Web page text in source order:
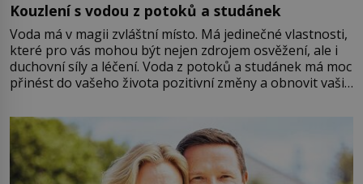
Kouzlení s vodou z potoků a studánek
Voda má v magii zvláštní místo. Má jedinečné vlastnosti,
které pro vás mohou být nejen zdrojem osvěžení, ale i
duchovní síly a léčení. Voda z potoků a studánek má moc
přinést do vašeho života pozitivní změny a obnovit vaši
můžete obohatit své rituály a přinést do svého života
větší harmonii a klid. Je důležité